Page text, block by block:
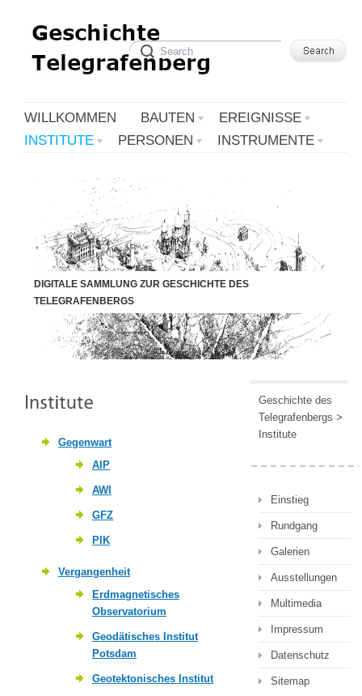
WILLKOMMEN BAUTEN
EREIGNISSE
INSTITUTE
PERSONEN INSTRUMENTE
DIGITALE SAMMLUNG ZUR GESCHICHTE DES
TELEGRAFENBERGS
Gegenwart
AIP
AWI
GFZ
PIK
Vergangenheit
Erdmagnetisches
Observatorium
Geodätisches Institut
Potsdam
Geotektonisches Institut
Geschichte des
Telegrafenbergs >
Institute
Einstieg
Rundgang
Galerien
Ausstellungen
Multimedia
Impressum
Datenschutz
Sitemap